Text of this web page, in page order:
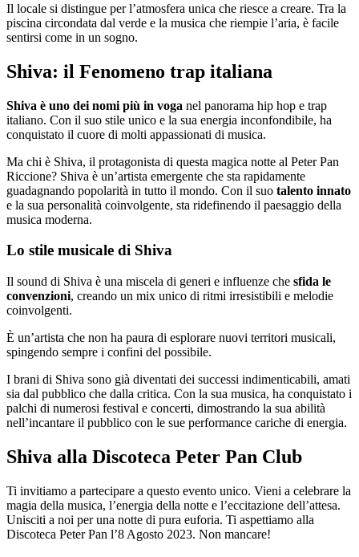
Il locale si distingue per l’atmosfera unica che riesce a creare. Tra la
piscina circondata dal verde e la musica che riempie l’aria, è facile
sentirsi come in un sogno.
Shiva: il Fenomeno trap italiana
Shiva è uno dei nomi più in voga nel panorama hip hop e trap
italiano. Con il suo stile unico e la sua energia inconfondibile, ha
conquistato il cuore di molti appassionati di musica.
Ma chi è Shiva, il protagonista di questa magica notte al Peter Pan
Riccione? Shiva è un’artista emergente che sta rapidamente
guadagnando popolarità in tutto il mondo. Con il suo talento innato
e la sua personalità coinvolgente, sta ridefinendo il paesaggio della
musica moderna.
Lo stile musicale di Shiva
Il sound di Shiva è una miscela di generi e influenze che sfida le
convenzioni, creando un mix unico di ritmi irresistibili e melodie
coinvolgenti.
È un’artista che non ha paura di esplorare nuovi territori musicali,
spingendo sempre i confini del possibile.
I brani di Shiva sono già diventati dei successi indimenticabili, amati
sia dal pubblico che dalla critica. Con la sua musica, ha conquistato i
palchi di numerosi festival e concerti, dimostrando la sua abilità
nell’incantare il pubblico con le sue performance cariche di energia.
Shiva alla Discoteca Peter Pan Club
Ti invitiamo a partecipare a questo evento unico. Vieni a celebrare la
magia della musica, l’energia della notte e l’eccitazione dell’attesa.
Unisciti a noi per una notte di pura euforia. Ti aspettiamo alla
Discoteca Peter Pan l’8 Agosto 2023. Non mancare!